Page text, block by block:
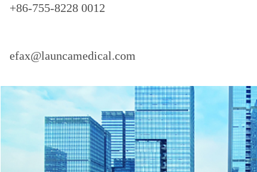
+86-755-8228 0012
efax@launcamedical.com